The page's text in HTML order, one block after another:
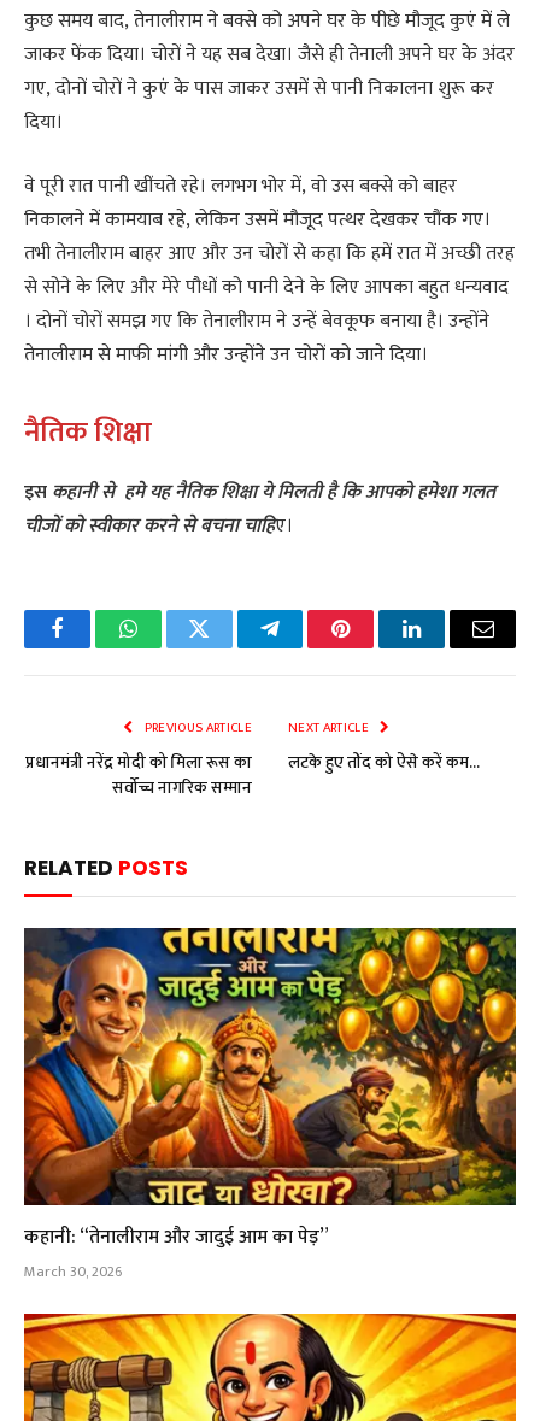
कुछ समय बाद, तेनालीराम ने बक्से को अपने घर के पीछे मौजूद कुएं में ले
जाकर फेंक दिया। चोरों ने यह सब देखा। जैसे ही तेनाली अपने घर के अंदर
गए, दोनों चोरों ने कुएं के पास जाकर उसमें से पानी निकालना शुरू कर
दिया।
वे पूरी रात पानी खींचते रहे। लगभग भोर में, वो उस बक्से को बाहर
निकालने में कामयाब रहे, लेकिन उसमें मौजूद पत्थर देखकर चौंक गए।
तभी तेनालीराम बाहर आए और उन चोरों से कहा कि हमें रात में अच्छी तरह
से सोने के लिए और मेरे पौधों को पानी देने के लिए आपका बहुत धन्यवाद
। दोनों चोरों समझ गए कि तेनालीराम ने उन्हें बेवकूफ बनाया है। उन्होंने
तेनालीराम से माफी मांगी और उन्होंने उन चोरों को जाने दिया।
नैतिक शिक्षा
इसकहानी से हमे यह नैतिक शिक्षा ये मिलती है कि आपको हमेशा गलत
चीजों को स्वीकार करने से बचना चाहिए।
FacebookWhatsAppTwitter TelegramPinterestLinkedInEmail
PREVIOUS ARTICLE
प्रधानमंत्री नरेंद्र मोदी को मिला रूस का
सर्वोच्च नागरिक सम्मान
NEXT ARTICLE
लटके हुए तोंद को ऐसे करें कम…
RELATED POSTS
कहानी: “तेनालीराम और जादुई आम का पेड़”
March 30, 2026